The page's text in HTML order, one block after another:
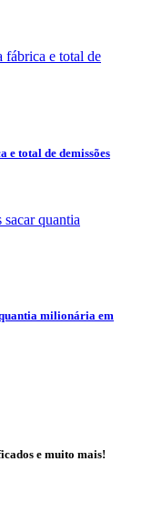
total de demissões
milionária em
e muito mais!